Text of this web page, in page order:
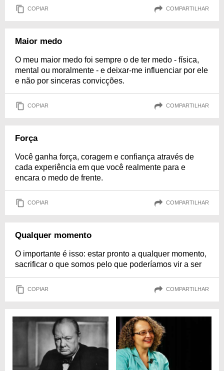
COPIAR COMPARTILHAR
Maior medo
O meu maior medo foi sempre o de ter medo - física,
mental ou moralmente - e deixar-me influenciar por ele
e não por sinceras convicções.
COPIAR COMPARTILHAR
Força
Você ganha força, coragem e confiança através de
cada experiência em que você realmente para e
encara o medo de frente.
COPIAR COMPARTILHAR
Qualquer momento
O importante é isso: estar pronto a qualquer momento,
sacrificar o que somos pelo que poderíamos vir a ser
COPIAR COMPARTILHAR